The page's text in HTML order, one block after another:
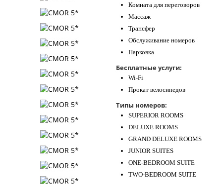
Комната для переговоров
Массаж
Трансфер
Обслуживание номеров
Парковка
Бесплатные услуги:
Wi-Fi
Прокат велосипедов
Типы номеров:
SUPERIOR ROOMS
DELUXE ROOMS
GRAND DELUXE ROOMS
JUNIOR SUITES
ONE-BEDROOM SUITE
TWO-BEDROOM SUITE